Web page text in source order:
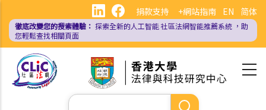
內
EN 简体
捐款支持 +網站指南
徹底改變您的搜索體驗： 探索全新的人工智能社區法網智能推薦系統 ，助
您輕鬆查找相關頁面
Search